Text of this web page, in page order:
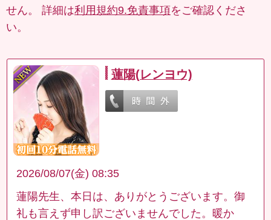
せん。 詳細は利用規約9.免責事項をご確認くださ
い。
蓮陽(レンヨウ)
2026/08/07(金) 08:35
蓮陽先生、本日は、ありがとうございます。御
礼も言えず申し訳ございませんでした。暖か